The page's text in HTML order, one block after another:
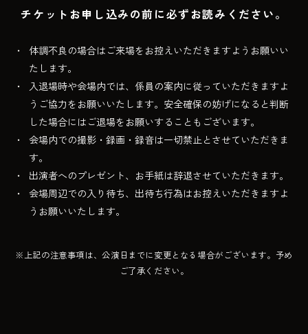
チケットお申し込みの前に必ずお読みください。
体調不良の場合はご来場をお控えいただきますようお願いい
たします。
入退場時や会場内では、係員の案内に従っていただきますよ
うご協力をお願いいたします。安全確保の妨げになると判断
した場合にはご退場をお願いすることもございます。
会場内での撮影・録画・録音は一切禁止とさせていただきま
す。
出演者へのプレゼント、お手紙は辞退させていただきます。
会場周辺での入り待ち、出待ち行為はお控えいただきますよ
うお願いいたします。
※上記の注意事項は、公演日までに変更となる場合がございます。予め
ご了承ください。